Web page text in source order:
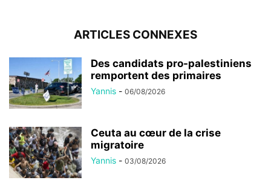
ARTICLES CONNEXES
Des candidats pro-palestiniens
remportent des primaires
Yannis - 06/08/2026
Ceuta au cœur de la crise
migratoire
Yannis - 03/08/2026